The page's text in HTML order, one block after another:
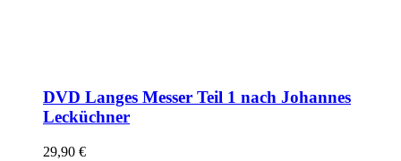
DVD Langes Messer Teil 1 nach Johannes
Lecküchner
29,90 €